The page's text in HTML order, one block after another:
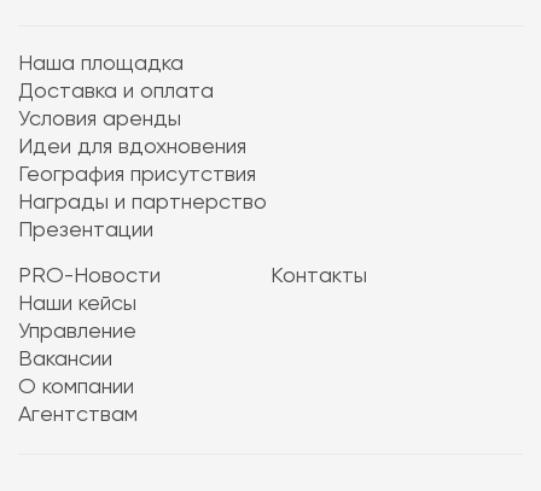
Наша площадка
Доставка и оплата
Условия аренды
Идеи для вдохновения
География присутствия
Награды и партнерство
Презентации
PRO-Новости
Наши кейсы
Управление
Вакансии
О компании
Агентствам
Контакты